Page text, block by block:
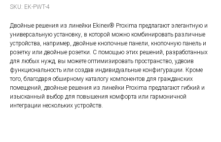
SKU: EK-PWT-4
Двойные решения из линейки Ekinex® Proxima предлагают элегантную и
универсальную установку, в которой можно комбинировать различные
устройства, например, двойные кнопочные панели, кнопочную панель и
розетку или двойные розетки. С помощью этих решений, разработанных
для любых нужд, вы можете оптимизировать пространство, удвоив
функциональность или создав индивидуальные конфигурации. Кроме
того, благодаря обширному каталогу компонентов для гражданских
помещений, двойные решения из линейки Proxima предлагают гибкий и
изысканный выбор для повышения комфорта или гармоничной
интеграции нескольких устройств.